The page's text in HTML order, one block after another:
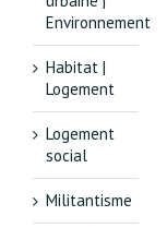
Environnement
Habitat |
Logement
Logement
social
Militantisme